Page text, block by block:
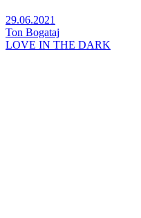
29.06.2021
Ton Bogataj
LOVE IN THE DARK